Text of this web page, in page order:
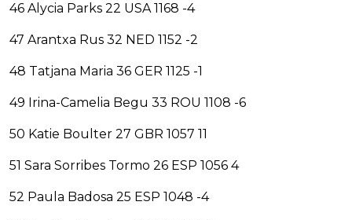
46 Alycia Parks 22 USA 1168 -4
47 Arantxa Rus 32 NED 1152 -2
48 Tatjana Maria 36 GER 1125 -1
49 Irina-Camelia Begu 33 ROU 1108 -6
50 Katie Boulter 27 GBR 1057 11
51 Sara Sorribes Tormo 26 ESP 1056 4
52 Paula Badosa 25 ESP 1048 -4